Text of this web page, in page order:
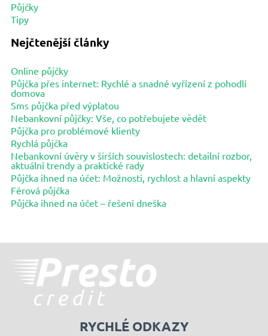
Půjčky
Tipy
Nejčtenější články
Online půjčky
Půjčka přes internet: Rychlé a snadné vyřízení z pohodlí
domova
Sms půjčka před výplatou
Nebankovní půjčky: Vše, co potřebujete vědět
Půjčka pro problémové klienty
Rychlá půjčka
Nebankovní úvěry v širších souvislostech: detailní rozbor,
aktuální trendy a praktické rady
Půjčka ihned na účet: Možnosti, rychlost a hlavní aspekty
Férová půjčka
Půjčka ihned na účet – řešení dneška
RYCHLÉ ODKAZY